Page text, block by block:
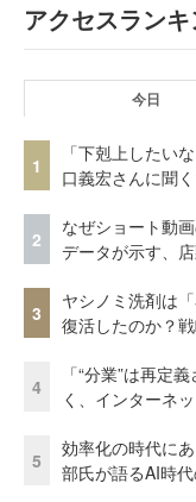
アクセスラン
今日
1
「下剋上したい
口義宏さんに聞
2
なぜショート動
データが示す、
3
ヤシノミ洗剤は
復活したのか？
4
「“分業”は再定
く、インターネ
5
効率化の時代に
部氏が語るAI時